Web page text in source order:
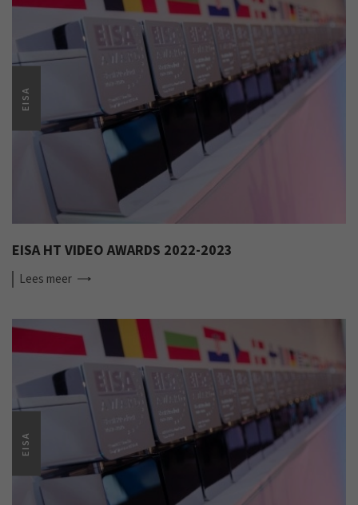
EISA
EISA HT VIDEO AWARDS 2022-2023
Lees meer
EISA